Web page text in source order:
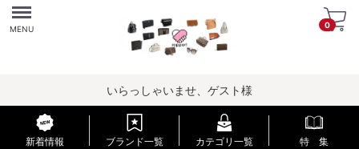
Menu
MENU 0
いらっしゃいませ、ゲスト様
新着情報 ブランド一覧 カテゴリ一覧 特 集